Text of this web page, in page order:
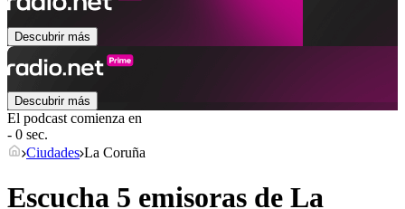
Descubrir más
Descubrir más
El podcast comienza en
- 0 sec.
Ciudades La Coruña
Escucha 5 emisoras de La